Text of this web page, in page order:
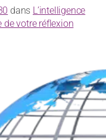
dans L’intelligence
de votre réflexion